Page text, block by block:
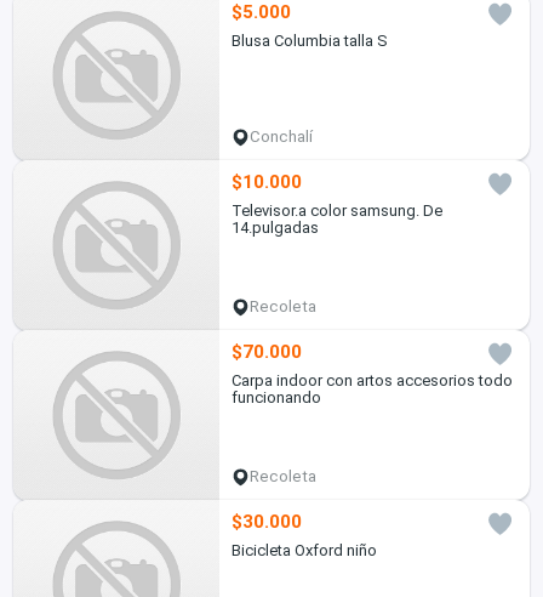
$5.000
Blusa Columbia talla S
Conchalí
$10.000
Televisor.a color samsung. De
14.pulgadas
Recoleta
$70.000
Carpa indoor con artos accesorios todo
funcionando
Recoleta
$30.000
Bicicleta Oxford niño